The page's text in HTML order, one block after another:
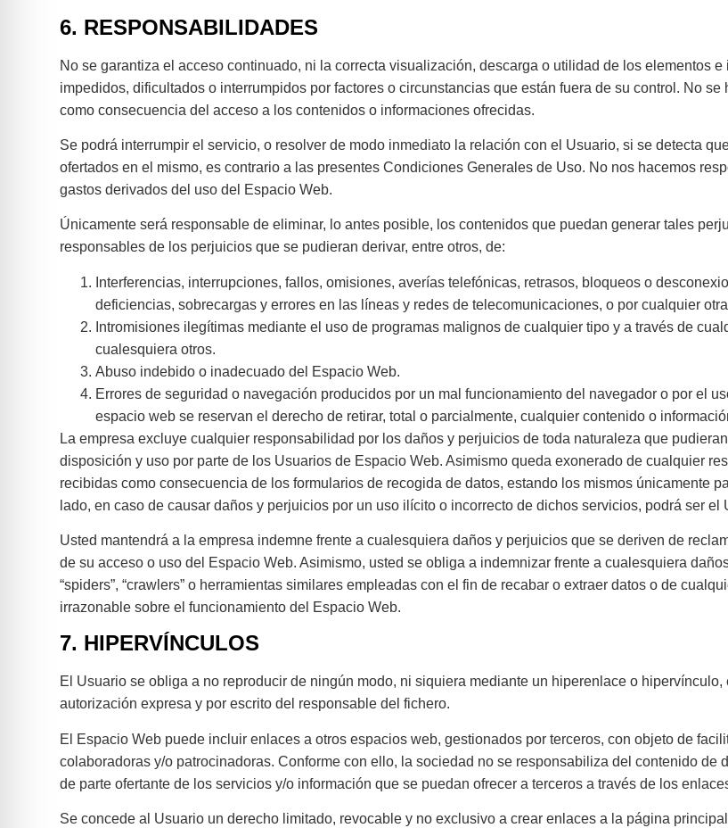
6. RESPONSABILIDADES
No se garantiza el acceso continuado, ni la correcta visualización, descarga o utilidad de los elementos
impedidos, dificultados o interrumpidos por factores o circunstancias que están fuera de su control. No
como consecuencia del acceso a los contenidos o informaciones ofrecidas.
Se podrá interrumpir el servicio, o resolver de modo inmediato la relación con el Usuario, si se detecta
ofertados en el mismo, es contrario a las presentes Condiciones Generales de Uso. No nos hacemos
gastos derivados del uso del Espacio Web.
Únicamente será responsable de eliminar, lo antes posible, los contenidos que puedan generar tales
responsables de los perjuicios que se pudieran derivar, entre otros, de:
Interferencias, interrupciones, fallos, omisiones, averías telefónicas, retrasos, bloqueos o
deficiencias, sobrecargas y errores en las líneas y redes de telecomunicaciones, o por cualquier
Intromisiones ilegítimas mediante el uso de programas malignos de cualquier tipo y a través de
cualesquiera otros.
Abuso indebido o inadecuado del Espacio Web.
Errores de seguridad o navegación producidos por un mal funcionamiento del navegador o por el
espacio web se reservan el derecho de retirar, total o parcialmente, cualquier contenido o
La empresa excluye cualquier responsabilidad por los daños y perjuicios de toda naturaleza que
disposición y uso por parte de los Usuarios de Espacio Web. Asimismo queda exonerado de cualquier
recibidas como consecuencia de los formularios de recogida de datos, estando los mismos únicamente
lado, en caso de causar daños y perjuicios por un uso ilícito o incorrecto de dichos servicios, podrá ser
Usted mantendrá a la empresa indemne frente a cualesquiera daños y perjuicios que se deriven de
de su acceso o uso del Espacio Web. Asimismo, usted se obliga a indemnizar frente a cualesquiera
“spiders”, “crawlers” o herramientas similares empleadas con el fin de recabar o extraer datos o de
irrazonable sobre el funcionamiento del Espacio Web.
7. HIPERVÍNCULOS
El Usuario se obliga a no reproducir de ningún modo, ni siquiera mediante un hiperenlace o
autorización expresa y por escrito del responsable del fichero.
El Espacio Web puede incluir enlaces a otros espacios web, gestionados por terceros, con objeto de
colaboradoras y/o patrocinadoras. Conforme con ello, la sociedad no se responsabiliza del contenido
de parte ofertante de los servicios y/o información que se puedan ofrecer a terceros a través de los
Se concede al Usuario un derecho limitado, revocable y no exclusivo a crear enlaces a la página